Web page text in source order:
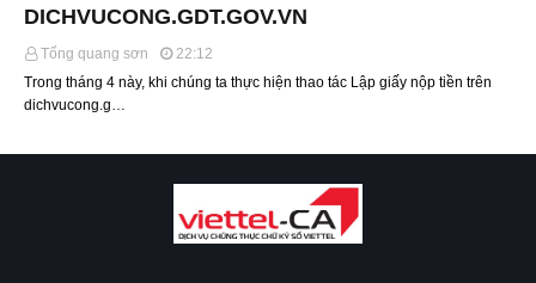
DICHVUCONG.GDT.GOV.VN
Tống quang sơn
22:12
Trong tháng 4 này, khi chúng ta thực hiện thao tác Lập giấy nộp tiền trên
dichvucong.g…